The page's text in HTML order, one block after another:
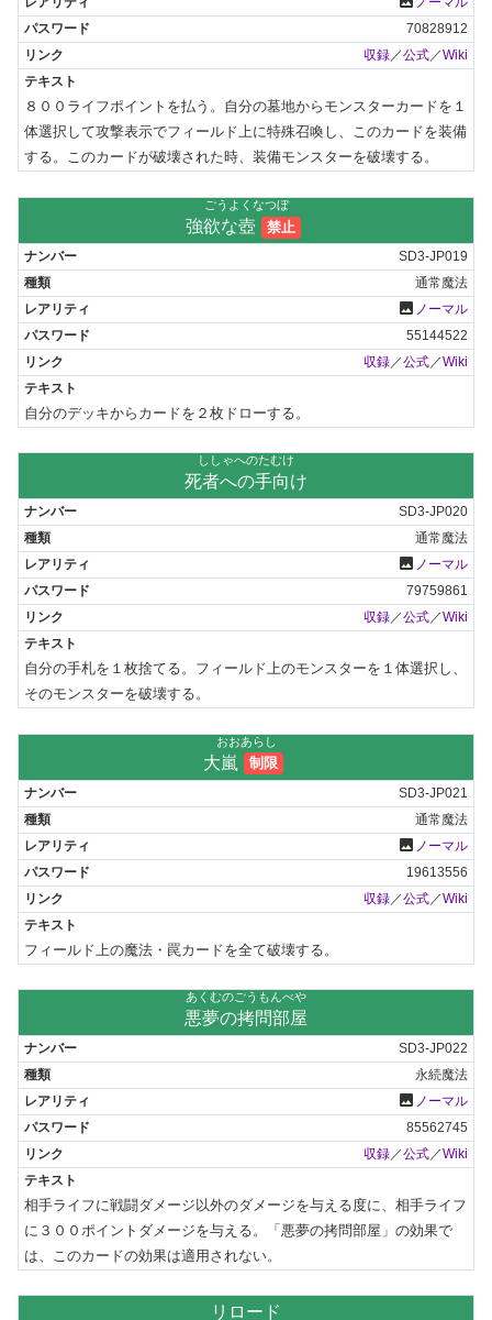
70828912
収録／公式／Wiki
８００ライフポイントを払う。自分の墓地からモンスターカードを１
体選択して攻撃表示でフィールド上に特殊召喚し、このカードを装備
する。このカードが破壊された時、装備モンスターを破壊する。
ごうよくなつぼ
強欲な壺 禁止
SD3-JP019
通常魔法
photo ノーマル
55144522
収録 ／公式 ／Wiki
自分のデッキからカードを２枚ドローする。
ししゃへのたむけ
死者への手向け
SD3-JP020
通常魔法
photo ノーマル
79759861
収録／公式／Wiki
自分の手札を１枚捨てる。フィールド上のモンスターを１体選択し、
そのモンスターを破壊する。
おおあらし
大嵐 制限
SD3-JP021
通常魔法
photo ノーマル
19613556
収録 ／公式 ／Wiki
フィールド上の魔法・罠カードを全て破壊する。
あくむのごうもんべや
悪夢の拷問部屋
SD3-JP022
永続魔法
photo ノーマル
85562745
収録／公式／Wiki
相手ライフに戦闘ダメージ以外のダメージを与える度に、相手ライフ
に３００ポイントダメージを与える。「悪夢の拷問部屋」の効果で
は、このカードの効果は適用されない。
リロード